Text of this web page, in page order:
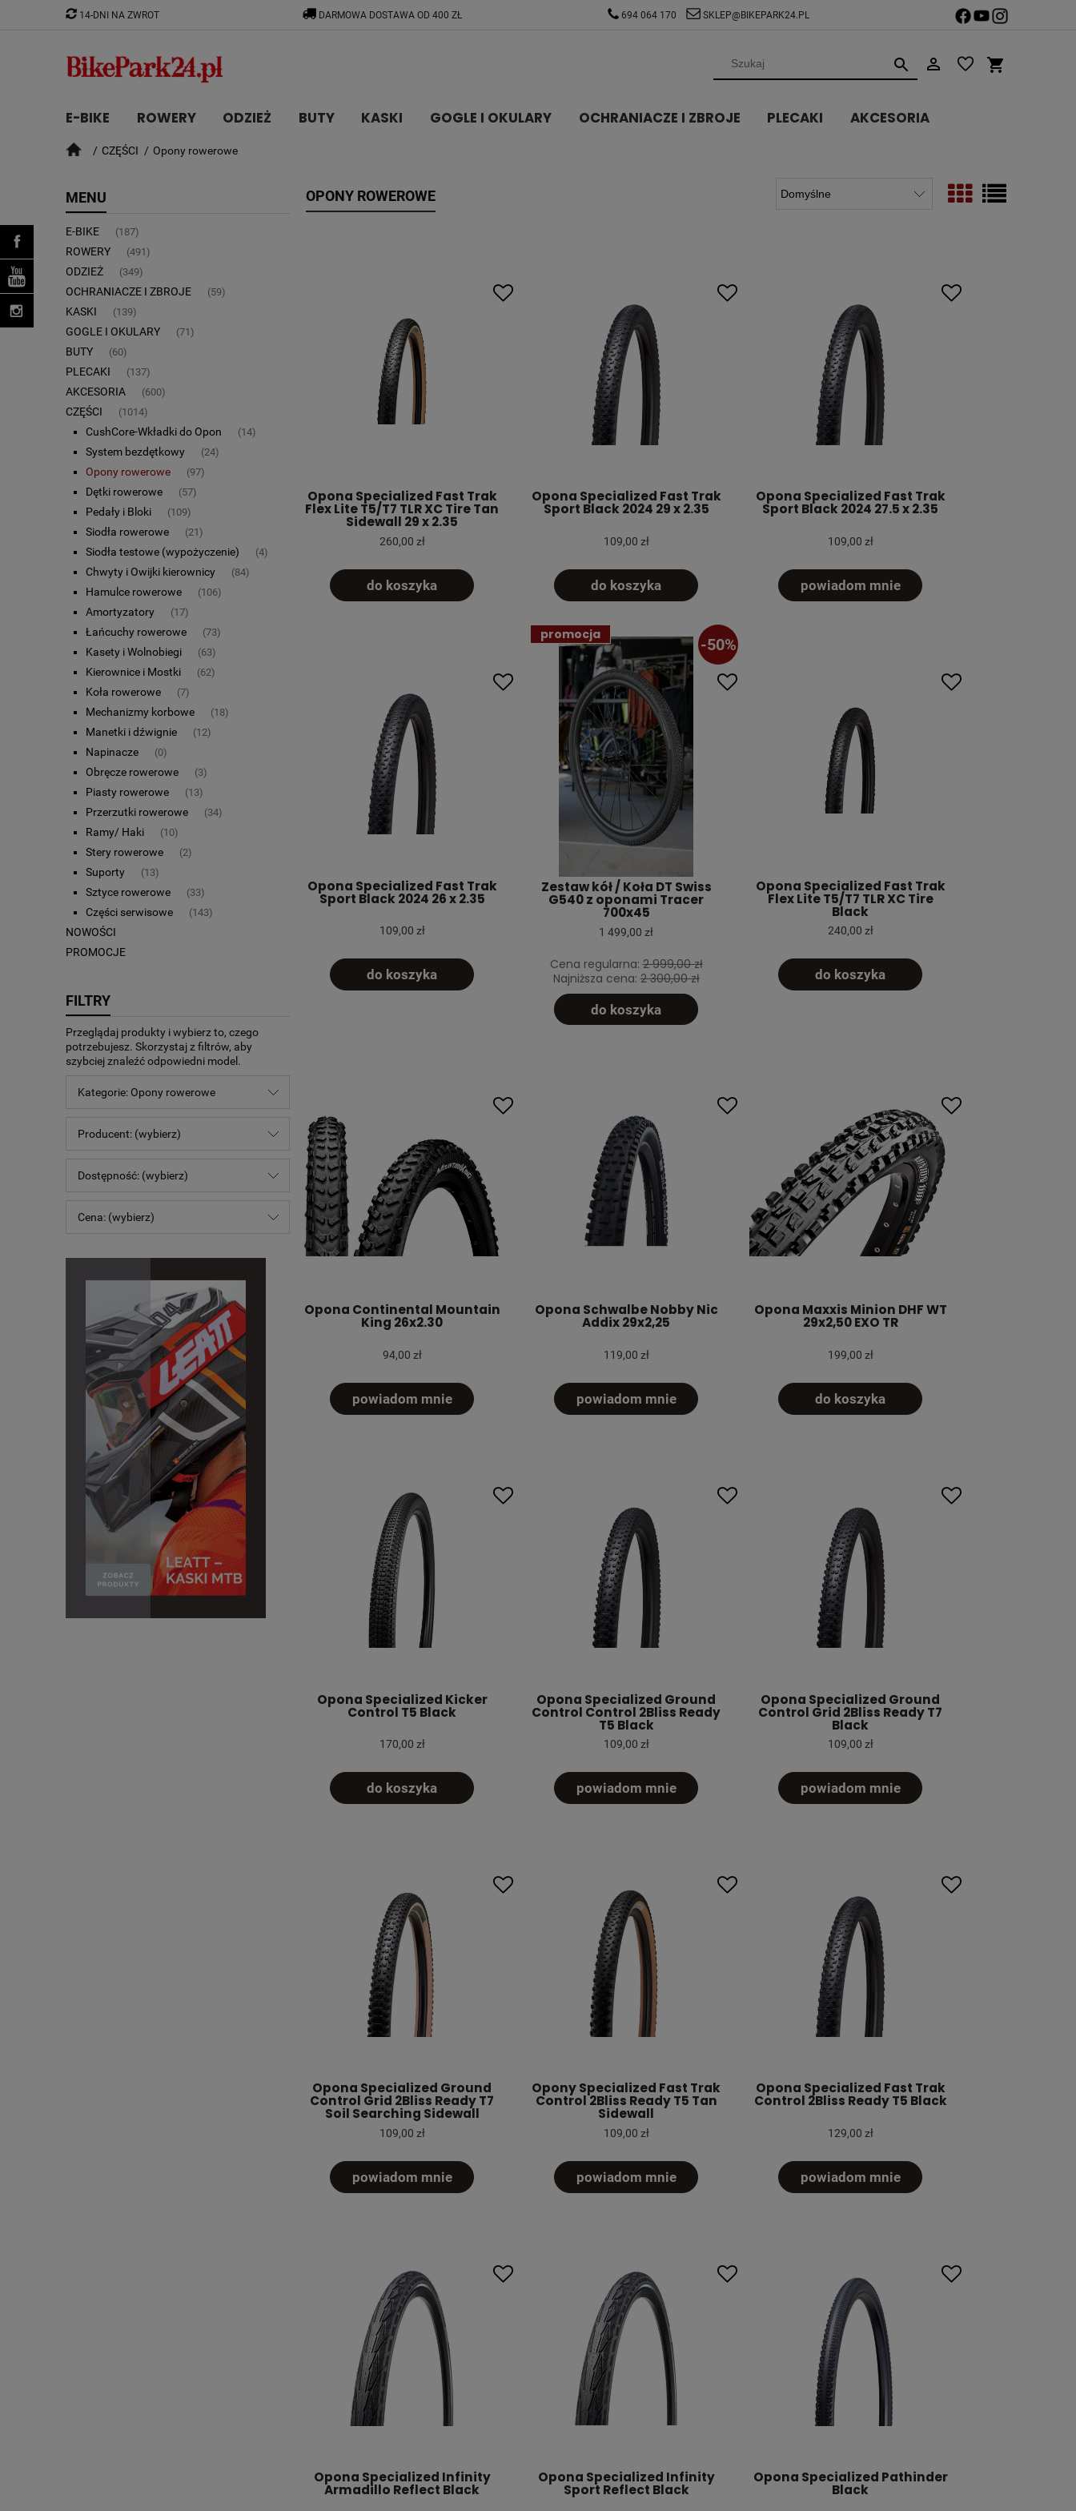
14-DNI NA ZWROT DARMOWA DOSTAWA OD 400 ZŁ 694 064 170 SKLEP@BIKEPARK24.PL
E-BIKE ROWERY ODZIEŻ BUTY KASKI GOGLE I OKULARY OCHRANIACZE I ZBROJE PLECAKI
AKCESORIA
CZĘŚCICZĘŚCI Opony rowerowe
MENU
E-BIKE (187)
ROWERY (491)
ODZIEŻ (349)
OCHRANIACZE I ZBROJE (59)
KASKI (139)
GOGLE I OKULARY (71)
BUTY (60)
PLECAKI (137)
AKCESORIA (600)
CZĘŚCI (1014)
CushCore-Wkładki do Opon (14)
System bezdętkowy (24)
Opony rowerowe (97)
Dętki rowerowe (57)
Pedały i Bloki (109)
Siodła rowerowe (21)
Siodła testowe (wypożyczenie) (4)
Chwyty i Owijki kierownicy (84)
Hamulce rowerowe (106)
Amortyzatory (17)
Łańcuchy rowerowe (73)
Kasety i Wolnobiegi (63)
Kierownice i Mostki (62)
Koła rowerowe (7)
Mechanizmy korbowe (18)
Manetki i dźwignie (12)
Napinacze (0)
Obręcze rowerowe (3)
Piasty rowerowe (13)
Przerzutki rowerowe (34)
Ramy/ Haki (10)
Stery rowerowe (2)
Suporty (13)
Sztyce rowerowe (33)
Części serwisowe (143)
NOWOŚCI
PROMOCJE
FILTRY
Przeglądaj produkty i wybierz to, czego
potrzebujesz. Skorzystaj z filtrów, aby
szybciej znaleźć odpowiedni model.
Kategorie: Opony rowerowe
Producent: (wybierz)
Dostępność: (wybierz)
Cena: (wybierz)
OPONY ROWEROWE
Opona Specialized Fast Trak
Flex Lite T5/T7 TLR XC Tire Tan
Sidewall 29 x 2.35
260,00 zł
do koszyka
Opona Specialized Fast Trak
Sport Black 2024 29 x 2.35
109,00 zł
do koszyka
Opona Specialized Fast Trak
Sport Black 2024 27.5 x 2.35
109,00 zł
powiadom mnie
Opona Specialized Fast Trak
Sport Black 2024 26 x 2.35
109,00 zł
do koszyka
Zestaw kół / Koła DT Swiss
G540 z oponami Tracer
700x45
1 499,00 zł
Cena regularna:2 999,00 zł
Najniższa cena:2 300,00 zł
do koszyka
promocja
-50%
Opona Specialized Fast Trak
Flex Lite T5/T7 TLR XC Tire
Black
240,00 zł
do koszyka
Opona Continental Mountain
King 26x2.30
94,00 zł
powiadom mnie
Opona Schwalbe Nobby Nic
Addix 29x2,25
119,00 zł
powiadom mnie
Opona Maxxis Minion DHF WT
29x2,50 EXO TR
199,00 zł
do koszyka
Opona Specialized Kicker
Control T5 Black
170,00 zł
do koszyka
Opona Specialized Ground
Control Control 2Bliss Ready
T5 Black
109,00 zł
powiadom mnie
Opona Specialized Ground
Control Grid 2Bliss Ready T7
Black
109,00 zł
powiadom mnie
Opona Specialized Ground
Control Grid 2Bliss Ready T7
Soil Searching Sidewall
109,00 zł
powiadom mnie
Opony Specialized Fast Trak
Control 2Bliss Ready T5 Tan
Sidewall
109,00 zł
powiadom mnie
Opona Specialized Fast Trak
Control 2Bliss Ready T5 Black
129,00 zł
powiadom mnie
Opona Specialized Infinity
Armadillo Reflect Black
Opona Specialized Infinity
Sport Reflect Black
Opona Specialized Pathinder
Black